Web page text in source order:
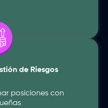
de Riesgos
posiciones con